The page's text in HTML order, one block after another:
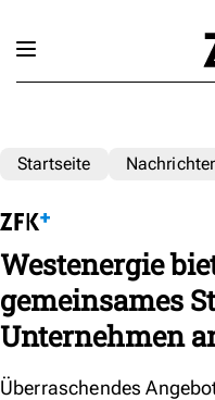
Startseite
Westenergie
gemeinsames
Unternehmen
Überraschendes